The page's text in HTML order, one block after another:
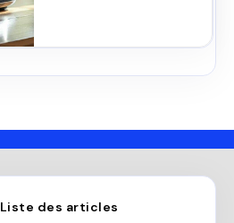
Liste des articles